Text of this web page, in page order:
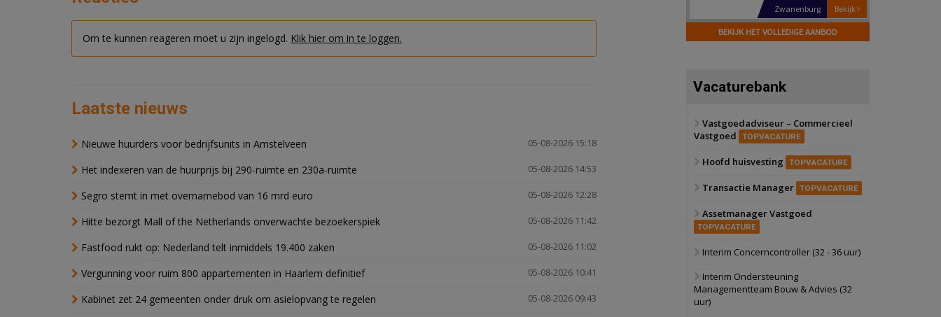
Om te kunnen reageren moet u zijn ingelogd. Klik hier om in te loggen.
Laatste nieuws
05-08-2026 15:18
Nieuwe huurders voor bedrijfsunits in Amstelveen
05-08-2026 14:53
Het indexeren van de huurprijs bij 290-ruimte en 230a-ruimte
05-08-2026 12:28
Segro stemt in met overnamebod van 16 mrd euro
05-08-2026 11:42
Hitte bezorgt Mall of the Netherlands onverwachte bezoekerspiek
05-08-2026 11:02
Fastfood rukt op: Nederland telt inmiddels 19.400 zaken
05-08-2026 10:41
Vergunning voor ruim 800 appartementen in Haarlem definitief
05-08-2026 09:43
Kabinet zet 24 gemeenten onder druk om asielopvang te regelen
Bekijk
Schiedam
22 september 2026 Attractiepark
Schuinesloot
27 augustus 2026 Binnenvaartschip
17 september 2026
17 september 2026
Voormalig
BEKIJK HET VOLLEDIGE AANBOD
Vacaturebank
Vastgoedadviseur – Commercieel
Vastgoed
TOPVACATURE
Hoofd huisvesting TOPVACATURE
Transactie Manager TOPVACATURE
Assetmanager Vastgoed
TOPVACATURE
Interim Concerncontroller (32 - 36 uur)
Interim Ondersteuning
Managementteam Bouw & Advies (32
uur)